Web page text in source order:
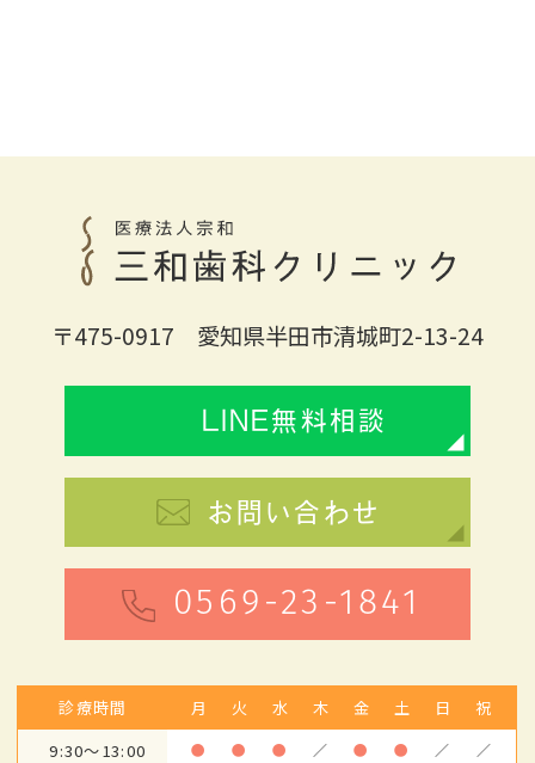
〒475-0917 愛知県半田市清城町2-13-24
LINE無料相談
お問い合わせ
0569-23-1841
診療時間 月 火 水 木 金 土 日
祝
9:30～13:00
● ● ● ／ ● ● ／ ／